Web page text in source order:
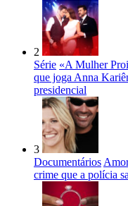
2
Série «A Mulher
que joga Anna
presidencial
3
Documentários
crime que a polícia